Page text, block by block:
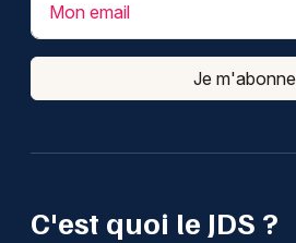
C'est quoi le JDS ?
Mon email
Je m'abonne